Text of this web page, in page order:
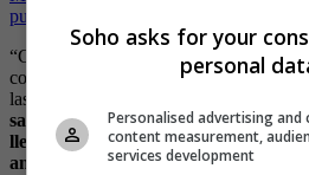
puedo aceptar esta cruel realidad”
“Conozco a Érika hace 13 años. Ella
con Cristian.
Cuando Érika queda
las agresiones hacia ella.
sacó y luego que tuvo el niño, la
llevar el niño, la manipulaba con el
amiga.
Soho asks for your
personal
Personalised advertising
content measurement,
services development